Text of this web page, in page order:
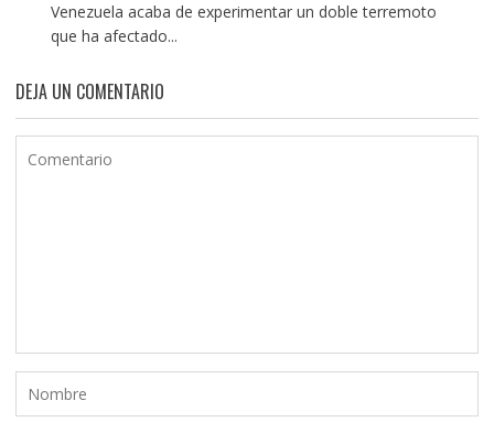
Venezuela acaba de experimentar un doble terremoto
que ha afectado...
DEJA UN COMENTARIO